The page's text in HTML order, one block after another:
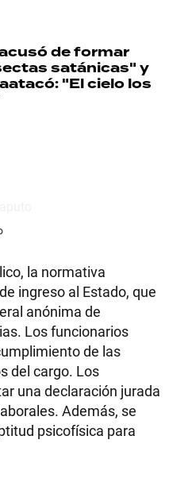
de formar
satánicas" y
"El cielo los
la normativa
ingreso al Estado, que
anónima de
Los funcionarios
de las
del cargo. Los
una declaración jurada
Además, se
psicofísica para